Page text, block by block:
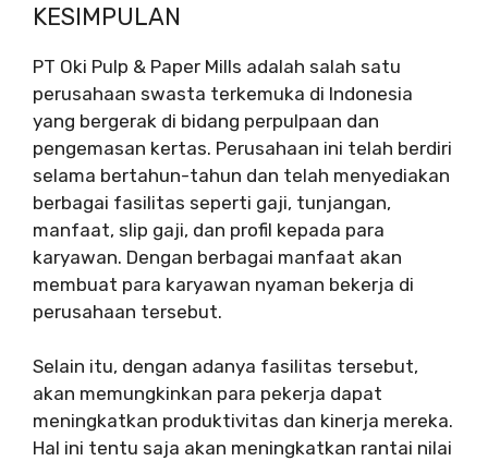
KESIMPULAN
PT Oki Pulp & Paper Mills adalah salah satu
perusahaan swasta terkemuka di Indonesia
yang bergerak di bidang perpulpaan dan
pengemasan kertas. Perusahaan ini telah berdiri
selama bertahun-tahun dan telah menyediakan
berbagai fasilitas seperti gaji, tunjangan,
manfaat, slip gaji, dan profil kepada para
karyawan. Dengan berbagai manfaat akan
membuat para karyawan nyaman bekerja di
perusahaan tersebut.
Selain itu, dengan adanya fasilitas tersebut,
akan memungkinkan para pekerja dapat
meningkatkan produktivitas dan kinerja mereka.
Hal ini tentu saja akan meningkatkan rantai nilai